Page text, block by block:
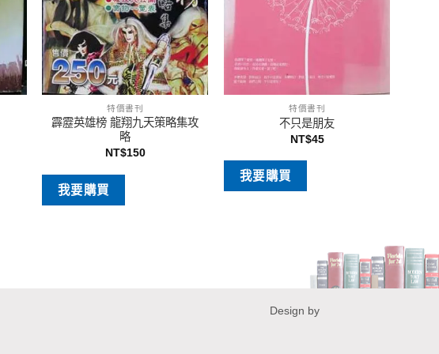
特價書刊
霹靂英雄榜 龍翔九天策略集攻
略
NT$150
我要購買
特價書刊
不只是朋友
NT$45
我要購買
Design by